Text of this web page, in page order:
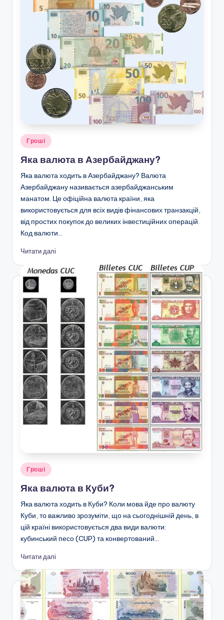
Опубліковано
Гроші
Яка валюта в Азербайджану?
Яка валюта ходить в Азербайджану? Валюта
Азербайджану називається азербайджанським
манатом. Це офіційна валюта країни, яка
використовується для всіх видів фінансових транзакцій,
від простих покупок до великих інвестиційних операцій.
Код валюти…
Читати далі
Опубліковано
Гроші
Яка валюта в Куби?
Яка валюта ходить в Куби? Коли мова йде про валюту
Куби, то важливо зрозуміти, що на сьогоднішній день, в
цій країні використовується два види валюти:
кубинський песо (CUP) та конвертований…
Читати далі